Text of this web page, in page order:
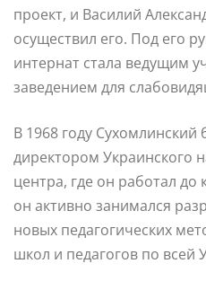
проект, и Василий
осуществил его. Под его
интернат стала ведущим
заведением для
В 1968 году Сухомлинский
директором Украинского
центра, где он работал
он активно занимался
новых педагогических
школ и педагогов по всей